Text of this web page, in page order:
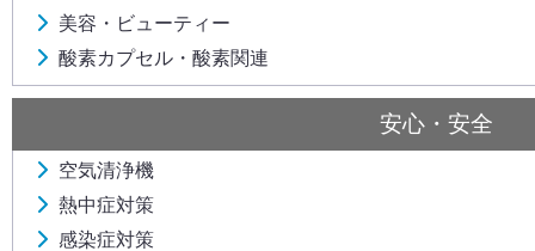
美容・ビューティー
酸素カプセル・酸素関連
安心・安全
空気清浄機
熱中症対策
感染症対策